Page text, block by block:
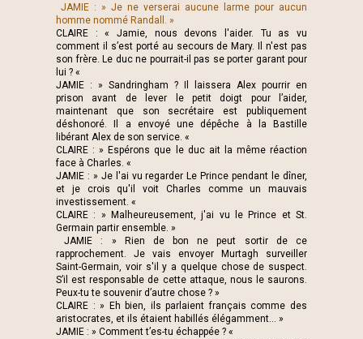
JAMIE : » Je ne verserai aucune larme pour aucun
homme nommé Randall. »
CLAIRE : « Jamie, nous devons l'aider. Tu as vu
comment il s’est porté au secours de Mary. Il n'est pas
son frère. Le duc ne pourrait-il pas se porter garant pour
lui ? «
JAMIE : » Sandringham ? Il laissera Alex pourrir en
prison avant de lever le petit doigt pour l’aider,
maintenant que son secrétaire est publiquement
déshonoré. Il a envoyé une dépêche à la Bastille
libérant Alex de son service. «
CLAIRE : » Espérons que le duc ait la même réaction
face à Charles. «
JAMIE : » Je l'ai vu regarder Le Prince pendant le dîner,
et je crois qu'il voit Charles comme un mauvais
investissement. «
CLAIRE : » Malheureusement, j'ai vu le Prince et St.
Germain partir ensemble. »
JAMIE : » Rien de bon ne peut sortir de ce
rapprochement. Je vais envoyer Murtagh surveiller
Saint-Germain, voir s'il y a quelque chose de suspect.
S’il est responsable de cette attaque, nous le saurons.
Peux-tu te souvenir d’autre chose ? »
CLAIRE : » Eh bien, ils parlaient français comme des
aristocrates, et ils étaient habillés élégamment… »
JAMIE : » Comment t’es-tu échappée ? «